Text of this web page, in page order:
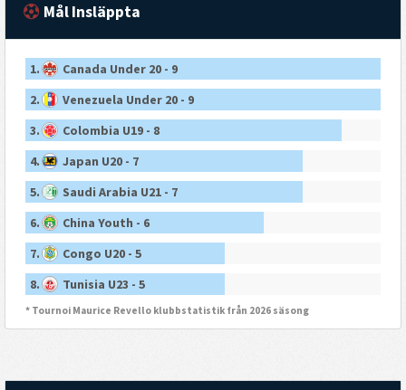
Mål Insläppta
1.
Canada Under 20 - 9
2.
Venezuela Under 20 - 9
3.
Colombia U19 - 8
4.
Japan U20 - 7
5.
Saudi Arabia U21 - 7
6.
China Youth - 6
7.
Congo U20 - 5
8.
Tunisia U23 - 5
* Tournoi Maurice Revello klubbstatistik från 2026 säsong